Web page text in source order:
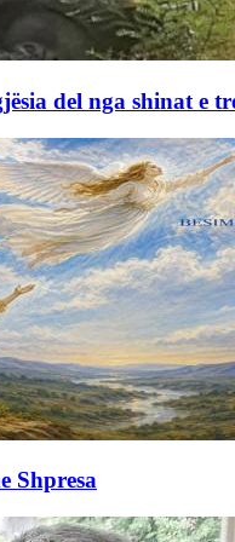
del nga shinat e
Shpresa